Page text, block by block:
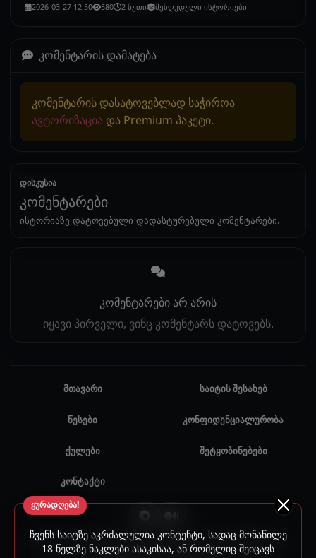
2026-03-27 12:50 580 2 წუთი შეზღუდული ისტორიები
კომენტარის დამატება
კომენტარის დასატოვებლად საჭიროა
ავტორიზაცია და Premium პაკეტი.
დისკუსია
კომენტარები
ისტორიაზე დატოვებული დადასტურებული კომენტარები.
კომენტარები არ არის
იყავი პირველი, ვინც კომენტარს დატოვებს.
ყურადღება!
ჩვენს საიტზე აკრძალულია კონტენტი, სადაც მონაწილე
18 წელზე ნაკლები ასაკისაა, ან რომელიც შეიცავს
მთავარი საიტის შესახებ
წესები კონფიდენციალურობა
ქულები შეტყობინებები
კონტაქტი
© 2024 - 2026 ყველა უფლება დაცულია. უნებართვო